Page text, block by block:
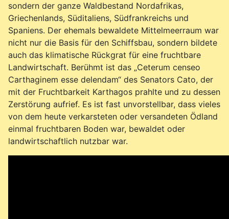
sondern der ganze Waldbestand Nordafrikas,
Griechenlands, Süditaliens, Südfrankreichs und
Spaniens. Der ehemals bewaldete Mittelmeerraum war
nicht nur die Basis für den Schiffsbau, sondern bildete
auch das klimatische Rückgrat für eine fruchtbare
Landwirtschaft. Berühmt ist das „Ceterum censeo
Carthaginem esse delendam“ des Senators Cato, der
mit der Fruchtbarkeit Karthagos prahlte und zu dessen
Zerstörung aufrief. Es ist fast unvorstellbar, dass vieles
von dem heute verkarsteten oder versandeten Ödland
einmal fruchtbaren Boden war, bewaldet oder
landwirtschaftlich nutzbar war.